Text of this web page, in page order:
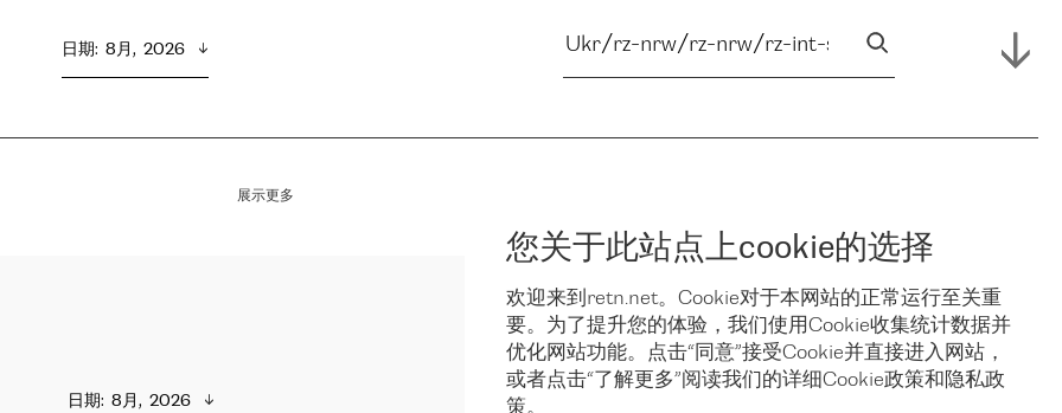
您关于此站点上cookie的选择
欢迎来到retn.net。Cookie对于本网站的正常运行至关重
要。为了提升您的体验，我们使用Cookie收集统计数据并
优化网站功能。点击“同意”接受Cookie并直接进入网站，
或者点击“了解更多”阅读我们的详细Cookie政策和隐私政
策。
日期: 8月,  2026
展示更多
日期: 8月,  2026